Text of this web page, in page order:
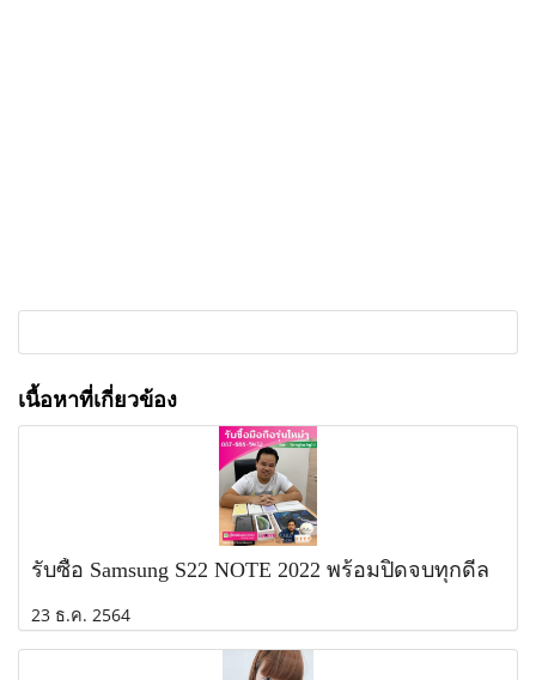
เนื้อหาที่เกี่ยวข้อง
รับซื้อ Samsung S22 NOTE 2022 พร้อมปิดจบทุกดีล
23 ธ.ค. 2564